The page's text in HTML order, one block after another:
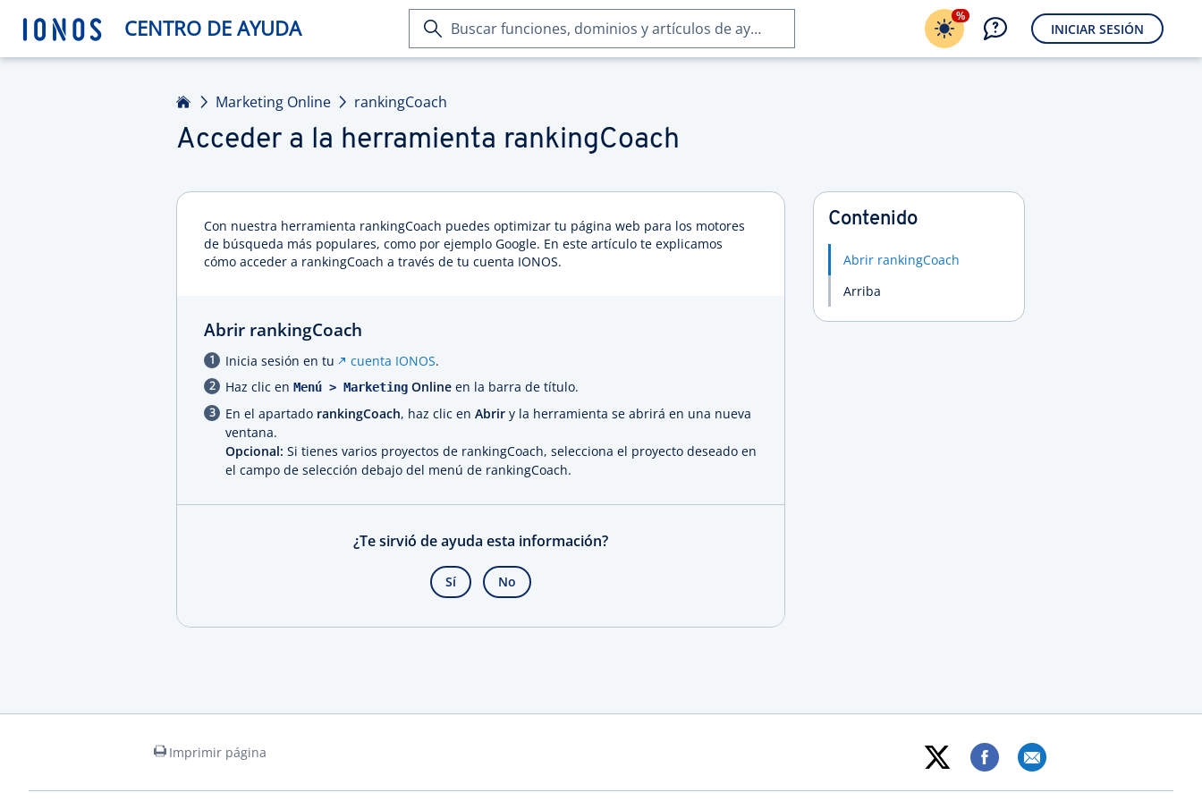
CENTRO DE AYUDA
Buscar
funciones,
de
ayuda
%
INICIAR SESIÓN
Marketing Online rankingCoach
Acceder a la herramienta rankingCoach
Con nuestra herramienta rankingCoach puedes optimizar tu página web para los motores
de búsqueda más populares, como por ejemplo Google. En este artículo te explicamos
cómo acceder a rankingCoach a través de tu cuenta IONOS.
Abrir rankingCoach
Inicia sesión en tu cuenta IONOS.
Haz clic en Menú > Marketing Online en la barra de título.
En el apartado rankingCoach, haz clic en Abrir y la herramienta se abrirá en una nueva
ventana.
Opcional: Si tienes varios proyectos de rankingCoach, selecciona el proyecto deseado en
el campo de selección debajo del menú de rankingCoach.
¿Te sirvió de ayuda esta información?
Sí No
Contenido
Abrir rankingCoach
Arriba
Imprimir página